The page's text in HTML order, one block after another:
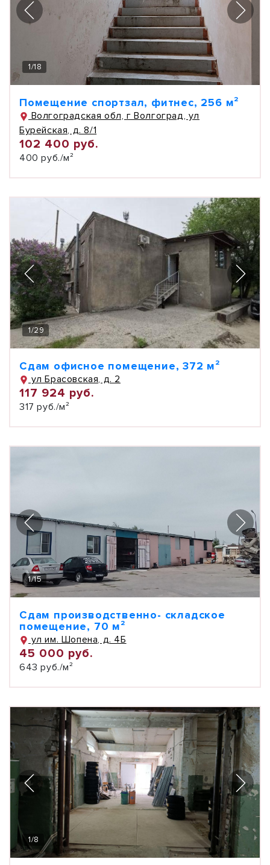
1/18
Помещение спортзал, фитнес, 256 м²
Волгоградская обл, г Волгоград, ул
Бурейская, д. 8/1
102 400 руб.
400 руб./м²
1/29
Сдам офисное помещение, 372 м²
ул Брасовская, д. 2
117 924 руб.
317 руб./м²
1/15
Сдам производственно- складское
помещение, 70 м²
ул им. Шопена, д. 4Б
45 000 руб.
643 руб./м²
1/8